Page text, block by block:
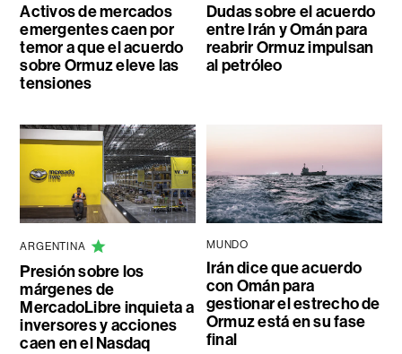
Activos de mercados
emergentes caen por
temor a que el acuerdo
sobre Ormuz eleve las
tensiones
Dudas sobre el acuerdo
entre Irán y Omán para
reabrir Ormuz impulsan
al petróleo
ARGENTINA
Presión sobre los
márgenes de
MercadoLibre inquieta a
inversores y acciones
caen en el Nasdaq
MUNDO
Irán dice que acuerdo
con Omán para
gestionar el estrecho de
Ormuz está en su fase
final